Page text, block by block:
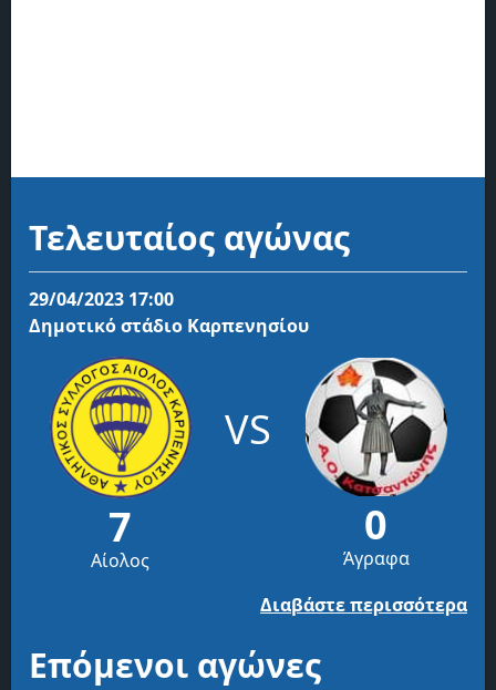
Τελευταίος αγώνας
29/04/2023 17:00
Δημοτικό στάδιο Καρπενησίου
7
Αίολος
VS
0
Άγραφα
Διαβάστε περισσότερα
Επόμενοι αγώνες